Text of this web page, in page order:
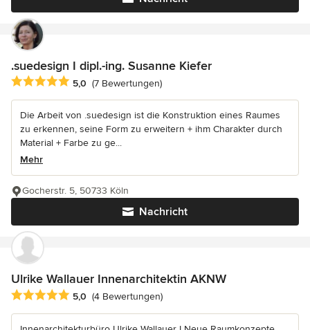
.suedesign I dipl.-ing. Susanne Kiefer
Durchschnittliche Bewertung: 5 von 5 Sternen
5,0 (7 Bewertungen)
Die Arbeit von .suedesign ist die Konstruktion eines Raumes
zu erkennen, seine Form zu erweitern + ihm Charakter durch
Material + Farbe zu ge...
Mehr
Nachricht
Gocherstr. 5, 50733 Köln
Ulrike Wallauer Innenarchitektin AKNW
Durchschnittliche Bewertung: 5 von 5 Sternen
5,0 (4 Bewertungen)